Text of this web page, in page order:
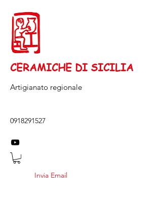
CERAMICHE DI SICILIA
Artigianato regionale
0918291527
Invia Email